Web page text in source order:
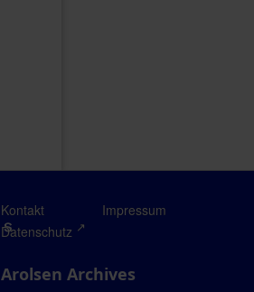
Kontakt
Impressum
Datenschutz
Arolsen Archives